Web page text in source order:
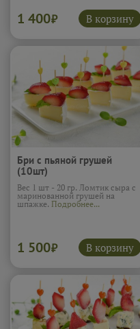
1 400₽ В корзину
Бри с пьяной грушей
(10шт)
Вес 1 шт - 20 гр. Ломтик сыра с
маринованной грушей на
шпажке. Подробнее...
1 500₽ В корзину